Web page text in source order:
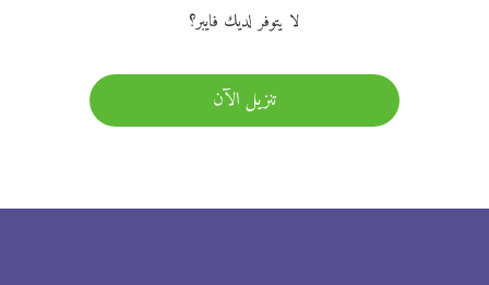
لا يتوفر لديك فايبر؟
تنزيل الآن